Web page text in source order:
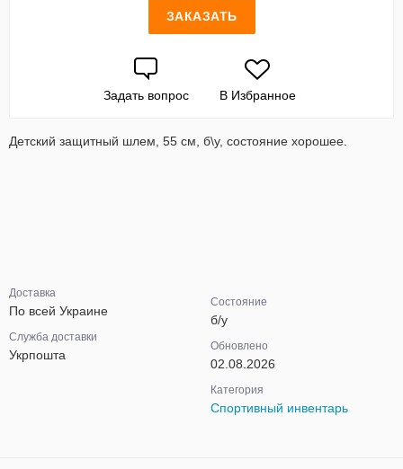
ЗАКАЗАТЬ
Задать вопрос В Избранное
Детский защитный шлем, 55 см, б\у, состояние хорошее.
Доставка
По всей Украине
Служба доставки
Укрпошта
Состояние
б/у
Обновлено
02.08.2026
Категория
Спортивный инвентарь